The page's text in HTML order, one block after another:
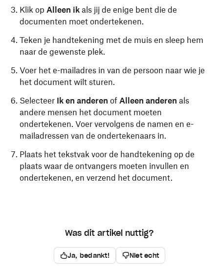
Klik op Alleen ik als jij de enige bent die de
documenten moet ondertekenen.
Teken je handtekening met de muis en sleep hem
naar de gewenste plek.
Voer het e-mailadres in van de persoon naar wie je
het document wilt sturen.
Selecteer Ik en anderen of Alleen anderen als
andere mensen het document moeten
ondertekenen. Voer vervolgens de namen en e-
mailadressen van de ondertekenaars in.
Plaats het tekstvak voor de handtekening op de
plaats waar de ontvangers moeten invullen en
ondertekenen, en verzend het document.
Was dit artikel nuttig?
Ja, bedankt! Niet echt